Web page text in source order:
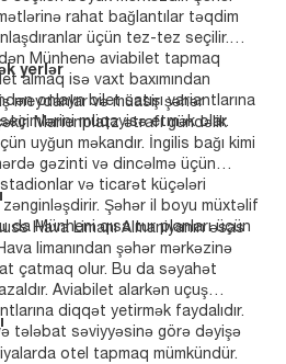
rahat bağlantılar təqdim
üçün tez-tez seçilir.
Münhenə aviabilet tapmaq
almaq isə vaxt baxımından
onlayn bilet satışı variantlarına
müqayisə etmək olar.
yerlər
meydanlar və müasir şəhər
Marienplatz ətrafı gündəlik
uyğun məkandır. İngilis bağı kimi
gəzinti və dincəlmə üçün
və ticarət küçələri
zənginləşdirir. Şəhər il boyu müxtəlif
da Münheni qısa tur planları üçün
Hava Limanı Almaniyanın əsas
limanından şəhər mərkəzinə
çatmaq olur. Bu da səyahət
Aviabilet alarkən uçuş
diqqət yetirmək faydalıdır.
tələbat səviyyəsinə görə dəyişə
otel tapmaq mümkündür.